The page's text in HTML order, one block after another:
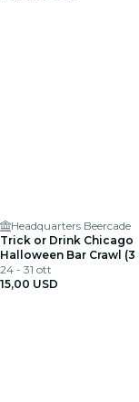
Headquarters Beercade
Trick or Drink Chicago
Halloween Bar Crawl (3
24 - 31 ott
15,00 USD